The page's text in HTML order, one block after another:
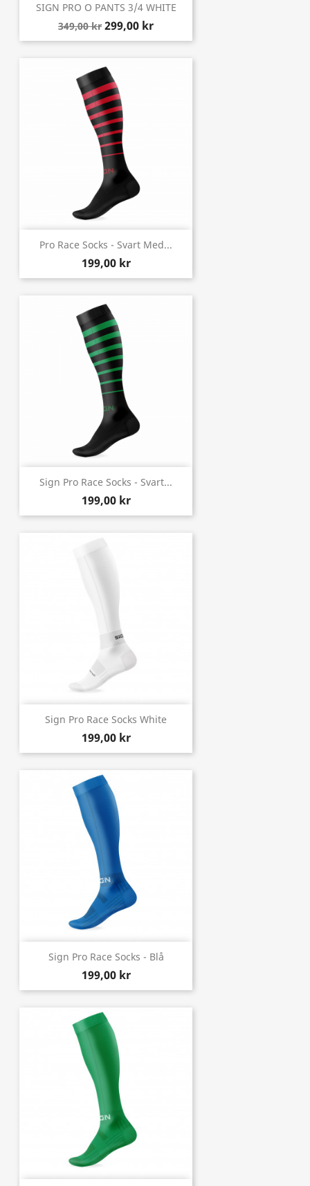
SIGN PRO O PANTS 3/4 WHITE
349,00 kr 299,00 kr
Pro Race Socks - Svart Med...
199,00 kr
Sign Pro Race Socks - Svart...
199,00 kr
Sign Pro Race Socks White
199,00 kr
Sign Pro Race Socks - Blå
199,00 kr